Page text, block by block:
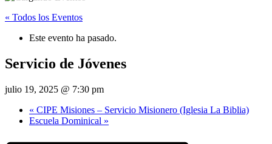
« Todos los Eventos
Este evento ha pasado.
Servicio de Jóvenes
julio 19, 2025 @ 7:30 pm
« CIPE Misiones – Servicio Misionero (Iglesia La Biblia)
Escuela Dominical »